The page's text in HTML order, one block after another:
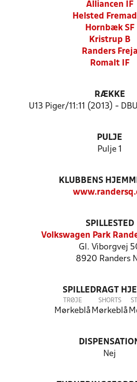
Alliancen IF
Helsted
Hornbæk SF
Kristrup B
Randers Freja
Romalt IF
RÆKKE
U13 Piger/11:11 (2013) -
PULJE
Pulje 1
KLUBBENS
SPILLESTED
Volkswagen Park
Gl. Viborgvej
8920 Randers
SPILLEDRAGT
TRØJE
Mørkeblå
SHORTS
Mørkeblå
Nej